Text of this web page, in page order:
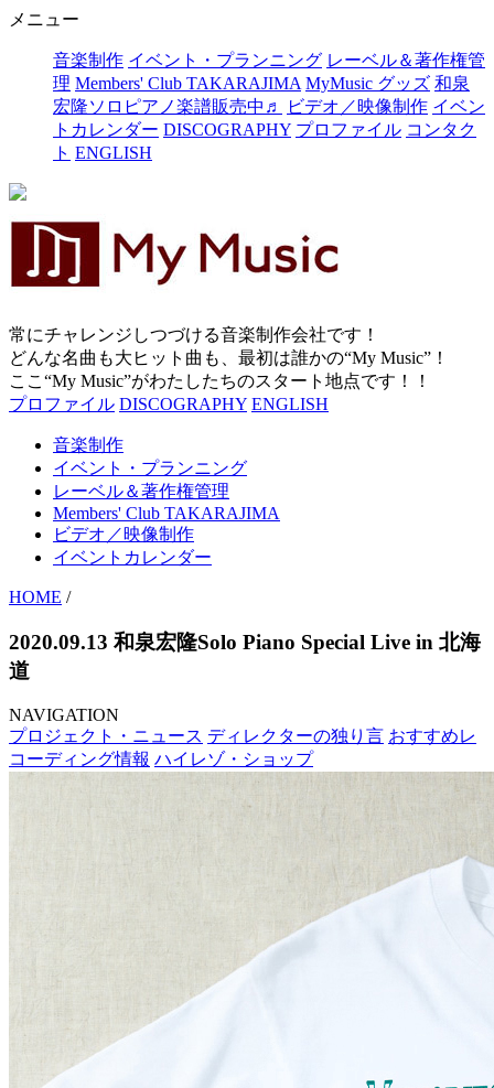
メニュー
音楽制作 イベント・プランニング レーベル＆著作権管
理 Members' Club TAKARAJIMA MyMusic グッズ 和泉
宏隆ソロピアノ楽譜販売中♬
ビデオ／映像制作 イベン
トカレンダー DISCOGRAPHY プロファイル コンタク
ト ENGLISH
常にチャレンジしつづける音楽制作会社です！
どんな名曲も大ヒット曲も、最初は誰かの“My Music”！
ここ“My Music”がわたしたちのスタート地点です！！
プロファイル DISCOGRAPHY ENGLISH
音楽制作
イベント・プランニング
レーベル＆著作権管理
Members' Club TAKARAJIMA
ビデオ／映像制作
イベントカレンダー
HOME /
2020.09.13 和泉宏隆Solo Piano Special Live in 北海
道
NAVIGATION
プロジェクト・ニュース ディレクターの独り言 おすすめレ
コーディング情報 ハイレゾ・ショップ